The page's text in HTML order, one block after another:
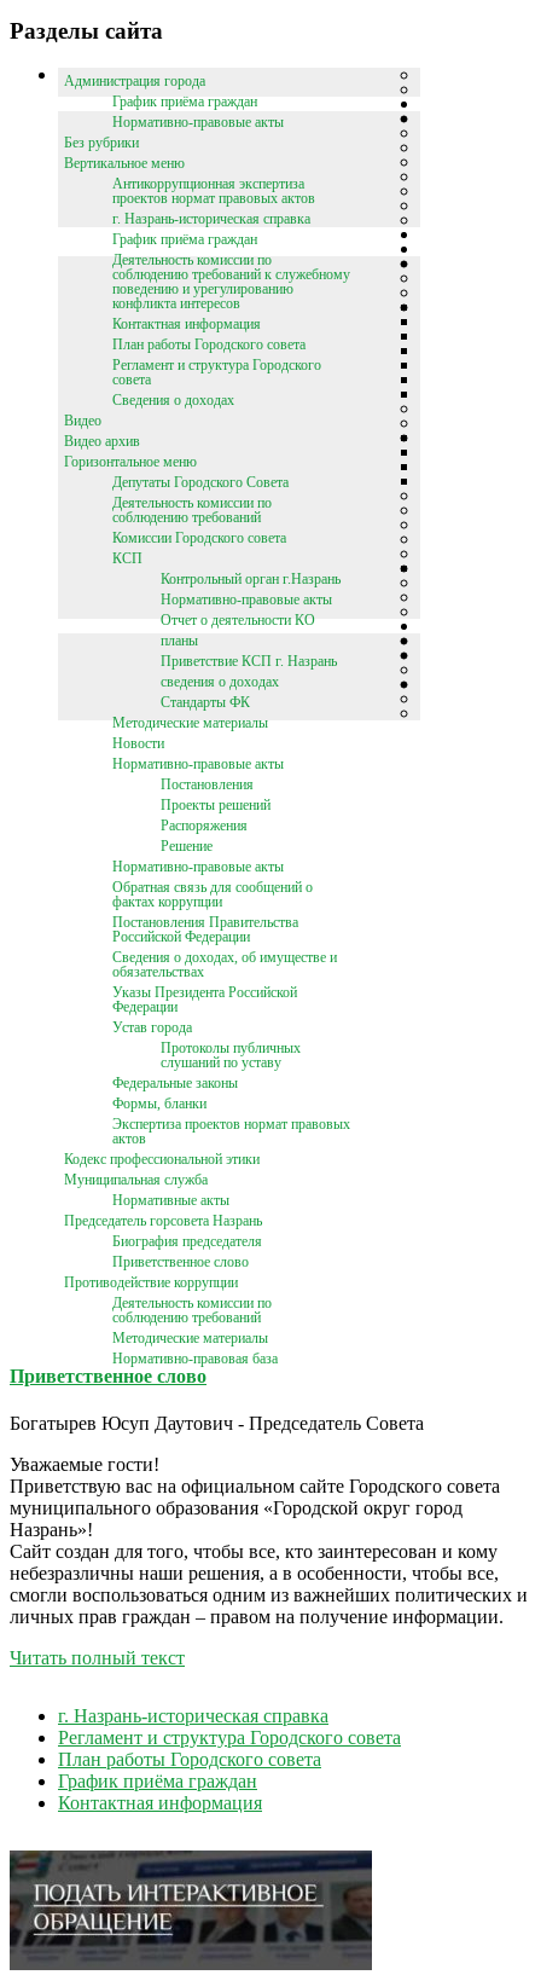
Разделы сайта
Администрация города
График приёма граждан
Нормативно-правовые акты
Без рубрики
Вертикальное меню
Антикоррупционная экспертиза
проектов нормат правовых актов
г. Назрань-историческая справка
График приёма граждан
Деятельность комиссии по
соблюдению требований к служебному
поведению и урегулированию
конфликта интересов
Контактная информация
План работы Городского совета
Регламент и структура Городского
совета
Сведения о доходах
Видео
Видео архив
Горизонтальное меню
Депутаты Городского Совета
Деятельность комиссии по
соблюдению требований
Комиссии Городского совета
КСП
Контрольный орган г.Назрань
Нормативно-правовые акты
Отчет о деятельности КО
планы
Приветствие КСП г. Назрань
сведения о доходах
Стандарты ФК
Методические материалы
Новости
Нормативно-правовые акты
Постановления
Проекты решений
Распоряжения
Решение
Нормативно-правовые акты
Обратная связь для сообщений о
фактах коррупции
Постановления Правительства
Российской Федерации
Сведения о доходах, об имуществе и
обязательствах
Указы Президента Российской
Федерации
Устав города
Протоколы публичных
слушаний по уставу
Федеральные законы
Формы, бланки
Экспертиза проектов нормат правовых
актов
Кодекс профессиональной этики
Муниципальная служба
Нормативные акты
Председатель горсовета Назрань
Биография председателя
Приветственное слово
Противодействие коррупции
Деятельность комиссии по
соблюдению требований
Методические материалы
Нормативно-правовая база
Приветственное слово
Богатырев Юсуп Даутович - Председатель Совета
Уважаемые гости!
Приветствую вас на официальном сайте Городского совета
муниципального образования «Городской округ город
Назрань»!
Сайт создан для того, чтобы все, кто заинтересован и кому
небезразличны наши решения, а в особенности, чтобы все,
смогли воспользоваться одним из важнейших политических и
личных прав граждан – правом на получение информации.
Читать полный текст
г. Назрань-историческая справка
Регламент и структура Городского совета
План работы Городского совета
График приёма граждан
Контактная информация